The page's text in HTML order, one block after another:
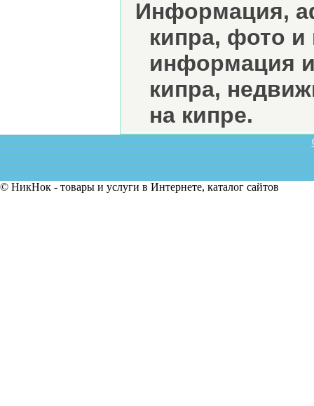
Информация,
кипра, фото и
информация
кипра,
на кипре.
© НикНок - товары и услуги в Интернете, каталог сайтов